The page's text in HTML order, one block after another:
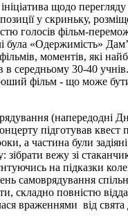
щодо
у скриньку,
голосів фільм-
була «Одержимість»
моментів, які
середньому 30-40
фільм - що може
(напередодні
підготував
а частина були
зібрати вежу зі
на підказки
самоврядування
складно повністю
враженнями від